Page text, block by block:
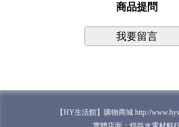
商品提問
我要留言
【HY生活館】購物商城 http://